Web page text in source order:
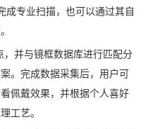
成专业扫描，也可以通过其自
并与镜框数据库进行匹配分
。完成数据采集后，用户可
佩戴效果，并根据个人喜好
工艺。